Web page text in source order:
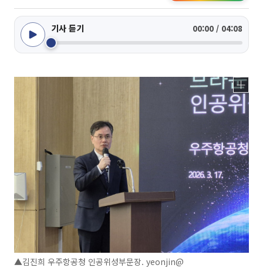
기사 듣기 00:00 / 04:08
▲김진희 우주항공청 인공위성부문장. yeonjin@